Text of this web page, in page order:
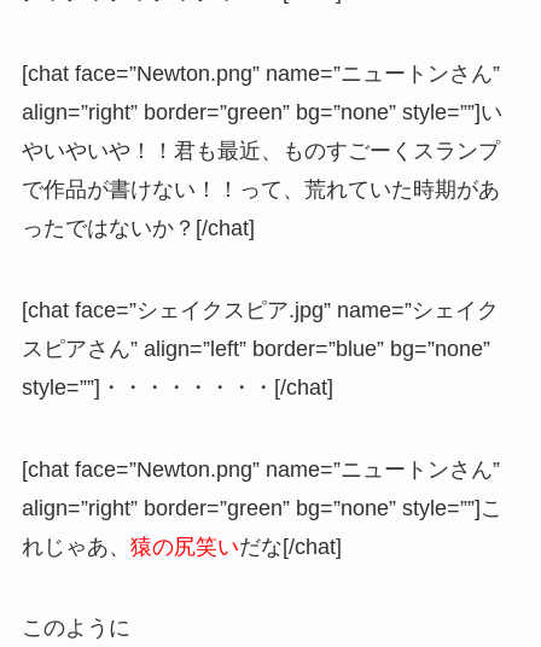
[chat face=”Newton.png” name=”ニュートンさん”
align=”right” border=”green” bg=”none” style=””]い
やいやいや！！君も最近、ものすごーくスランプ
で作品が書けない！！って、荒れていた時期があ
ったではないか？[/chat]
[chat face=”シェイクスピア.jpg” name=”シェイク
スピアさん” align=”left” border=”blue” bg=”none”
style=””]・・・・・・・・[/chat]
[chat face=”Newton.png” name=”ニュートンさん”
align=”right” border=”green” bg=”none” style=””]こ
れじゃあ、 猿の尻笑いだな[/chat]
このように